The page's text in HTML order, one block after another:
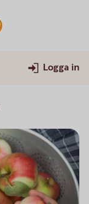
Logga in